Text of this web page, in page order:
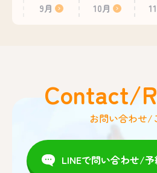
9月
10月
Contact/
お問い合わせ/
LINEで問い合わせ/予